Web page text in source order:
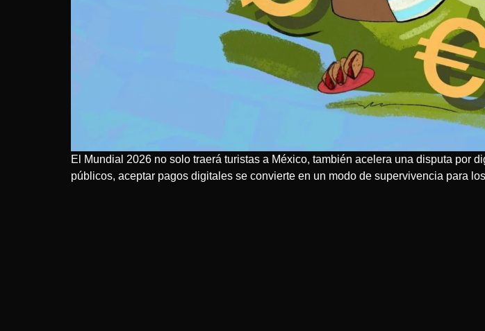
El Mundial 2026 no solo traerá turistas a México, también acelera una disputa por
públicos, aceptar pagos digitales se convierte en un modo de supervivencia para